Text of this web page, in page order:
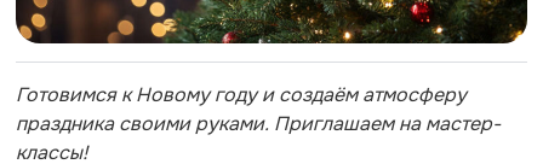
Готовимся к Новому году и создаём атмосферу
праздника своими руками. Приглашаем на мастер-
классы!